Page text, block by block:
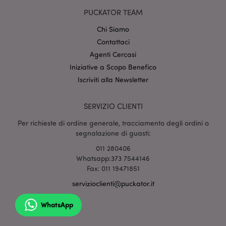
PUCKATOR TEAM
Chi Siamo
Contattaci
Agenti Cercasi
Iniziative a Scopo Benefico
Iscriviti alla Newsletter
SERVIZIO CLIENTI
Per richieste di ordine generale, tracciamento degli ordini o
segnalazione di guasti:
011 280406
Whatsapp:373 7544146
Fax: 011 19471851
servizioclienti@puckator.it
WhatsApp
recently_viewed_product
Adobe Inc.
mage-cache-sessid
l"Informativa sulla privacy di Google